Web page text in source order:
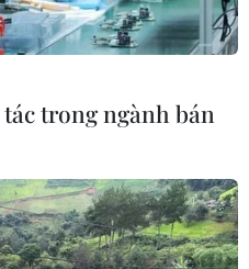
của thác nước lớn
vực giáp giới Lào-
Đông Nam Á với chiều
kéo dài 12km dọc theo
của châu Á.
trong ngành bán